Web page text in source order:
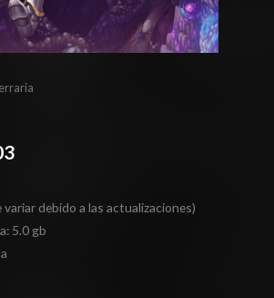
variar debido a las actualizaciones)
5.0 gb